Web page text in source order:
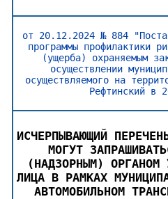
от 20.12.2024 № 884
программы профилактики
(ущерба) охраняемым
осуществлении
осуществляемого на
Рефтинский в
ИСЧЕРПЫВАЮЩИЙ
МОГУТ
(НАДЗОРНЫМ) ОРГАНОМ
ЛИЦА В РАМКАХ
АВТОМОБИЛЬНОМ